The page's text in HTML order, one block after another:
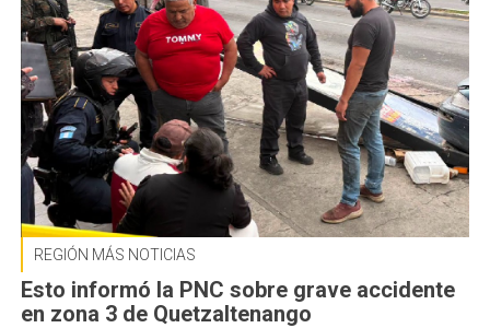
REGIÓN MÁS NOTICIAS
Esto informó la PNC sobre grave accidente
en zona 3 de Quetzaltenango